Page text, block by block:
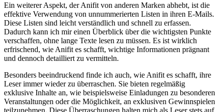
Ein weiterer Aspekt, ​der Anifit von anderen Marken abhebt, ist die
effektive Verwendung von unnummerierten⁢ Listen in ihren E-Mails.
Diese Listen sind leicht ​verständlich und schnell zu ‌erfassen.
Dadurch kann ich mir einen ⁤Überblick über die wichtigsten Punkte
verschaffen, ohne lange Texte lesen ⁤zu müssen. Es ist wirklich
erfrischend, wie Anifit es schafft, wichtige​ Informationen ‌prägnant
und dennoch​ detailliert zu vermitteln.
Besonders beeindruckend finde ich auch, wie Anifit es schafft, ihre
Leser immer‍ wieder⁢ zu überraschen. Sie bieten ‌regelmäßig
exklusive ⁣Inhalte an, wie​ beispielsweise Einladungen zu besonderen
Veranstaltungen oder die Möglichkeit, an exklusiven Gewinnspielen
teilzunehmen. Diese Überraschungen halten mich ‍als‌ Leser ​stets auf